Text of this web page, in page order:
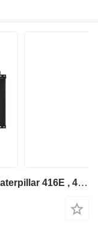
NCP0609 enfriador de aceite para Caterpillar 416E , 432E , 420E , 442E , 434E , 422E , 444E , 428E retroexcavadora